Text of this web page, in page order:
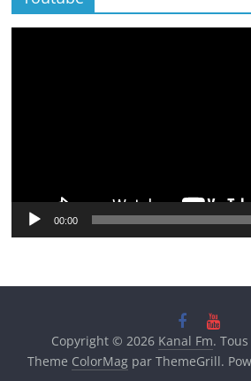
00:00
Copyright © 2026 Kanal Fm.
Theme ColorMag par ThemeGrill.